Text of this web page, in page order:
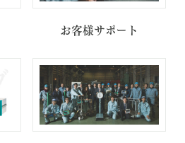
お客様サポート